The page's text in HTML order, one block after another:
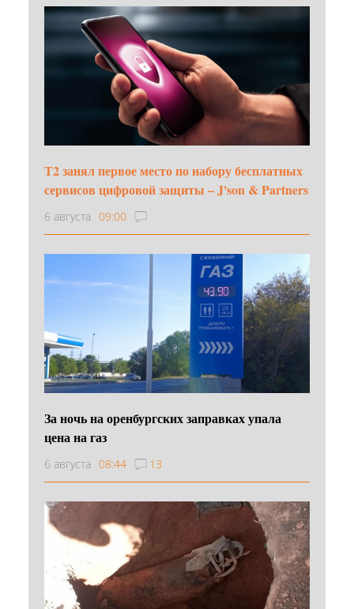
Т2 занял первое место по набору бесплатных
сервисов цифровой защиты – J'son & Partners
6 августа 09:00
За ночь на оренбургских заправках упала
цена на газ
6 августа 08:44 13